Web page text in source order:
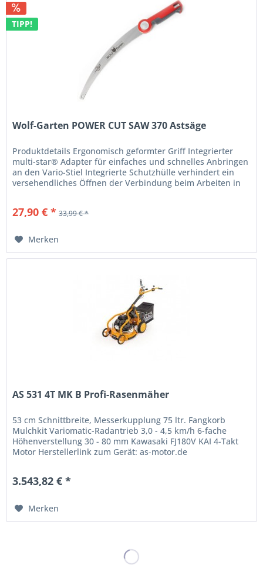
TIPP!
Wolf-Garten POWER CUT SAW 370 Astsäge
Produktdetails Ergonomisch geformter Griff Integrierter
multi-star® Adapter für einfaches und schnelles Anbringen
an den Vario-Stiel Integrierte Schutzhülle verhindert ein
versehendliches Öffnen der Verbindung beim Arbeiten in
27,90 € * 33,99 € *
Merken
AS 531 4T MK B Profi-Rasenmäher
53 cm Schnittbreite, Messerkupplung 75 ltr. Fangkorb
Mulchkit Variomatic-Radantrieb 3,0 - 4,5 km/h 6-fache
Höhenverstellung 30 - 80 mm Kawasaki FJ180V KAI 4-Takt
Motor Herstellerlink zum Gerät: as-motor.de
3.543,82 € *
Merken